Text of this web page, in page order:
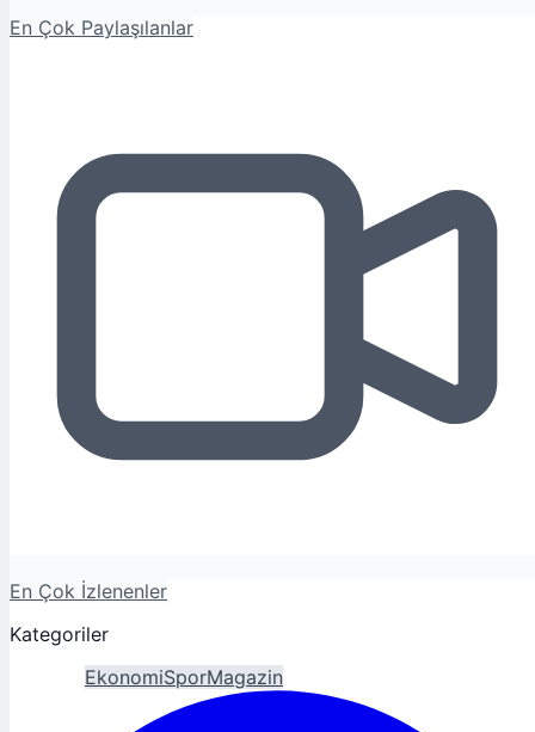
En Çok Paylaşılanlar
En Çok İzlenenler
Kategoriler
EkonomiSporMagazin